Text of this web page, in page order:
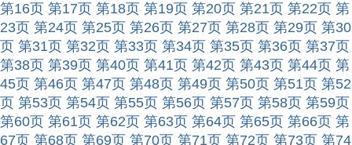
第16页 第17页 第18页 第19页 第20页 第21页 第22页 第
23页 第24页 第25页 第26页 第27页 第28页 第29页 第30
页 第31页 第32页 第33页 第34页 第35页 第36页 第37页
第38页 第39页 第40页 第41页 第42页 第43页 第44页 第
45页 第46页 第47页 第48页 第49页 第50页 第51页 第52
页 第53页 第54页 第55页 第56页 第57页 第58页 第59页
第60页 第61页 第62页 第63页 第64页 第65页 第66页 第
67页 第68页 第69页 第70页 第71页 第72页 第73页 第74